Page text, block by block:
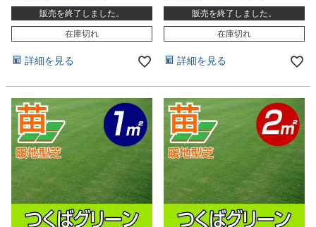
販売を終了しました。
在庫切れ
詳細を見る
販売を終了しました。
在庫切れ
詳細を見る